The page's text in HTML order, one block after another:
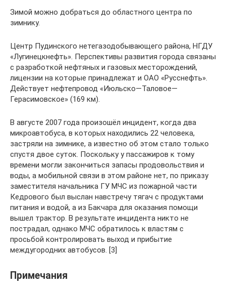
Зимой можно добраться до областного центра по
зимнику.
Центр Пудинского нетегазодобывающего района, НГДУ
«Лугинецкнефть». Перспективы развития города связаны
с разработкой нефтяных и газовых месторождений,
лицензии на которые принадлежат и ОАО «Русснефть».
Действует нефтепровод «Июльско—Таловое—
Герасимовское» (169 км).
В августе 2007 года произошёл инцидент, когда два
микроавтобуса, в которых находились 22 человека,
застряли на зимнике, а известно об этом стало только
спустя двое суток. Поскольку у пассажиров к тому
времени могли закончиться запасы продовольствия и
воды, а мобильной связи в этом районе нет, по приказу
заместителя начальника ГУ МЧС из пожарной части
Кедрового был выслан навстречу тягач с продуктами
питания и водой, а из Бакчара для оказания помощи
вышел трактор. В результате инцидента никто не
пострадал, однако МЧС обратилось к властям с
просьбой контролировать выход и прибытие
междугородних автобусов. [3]
Примечания